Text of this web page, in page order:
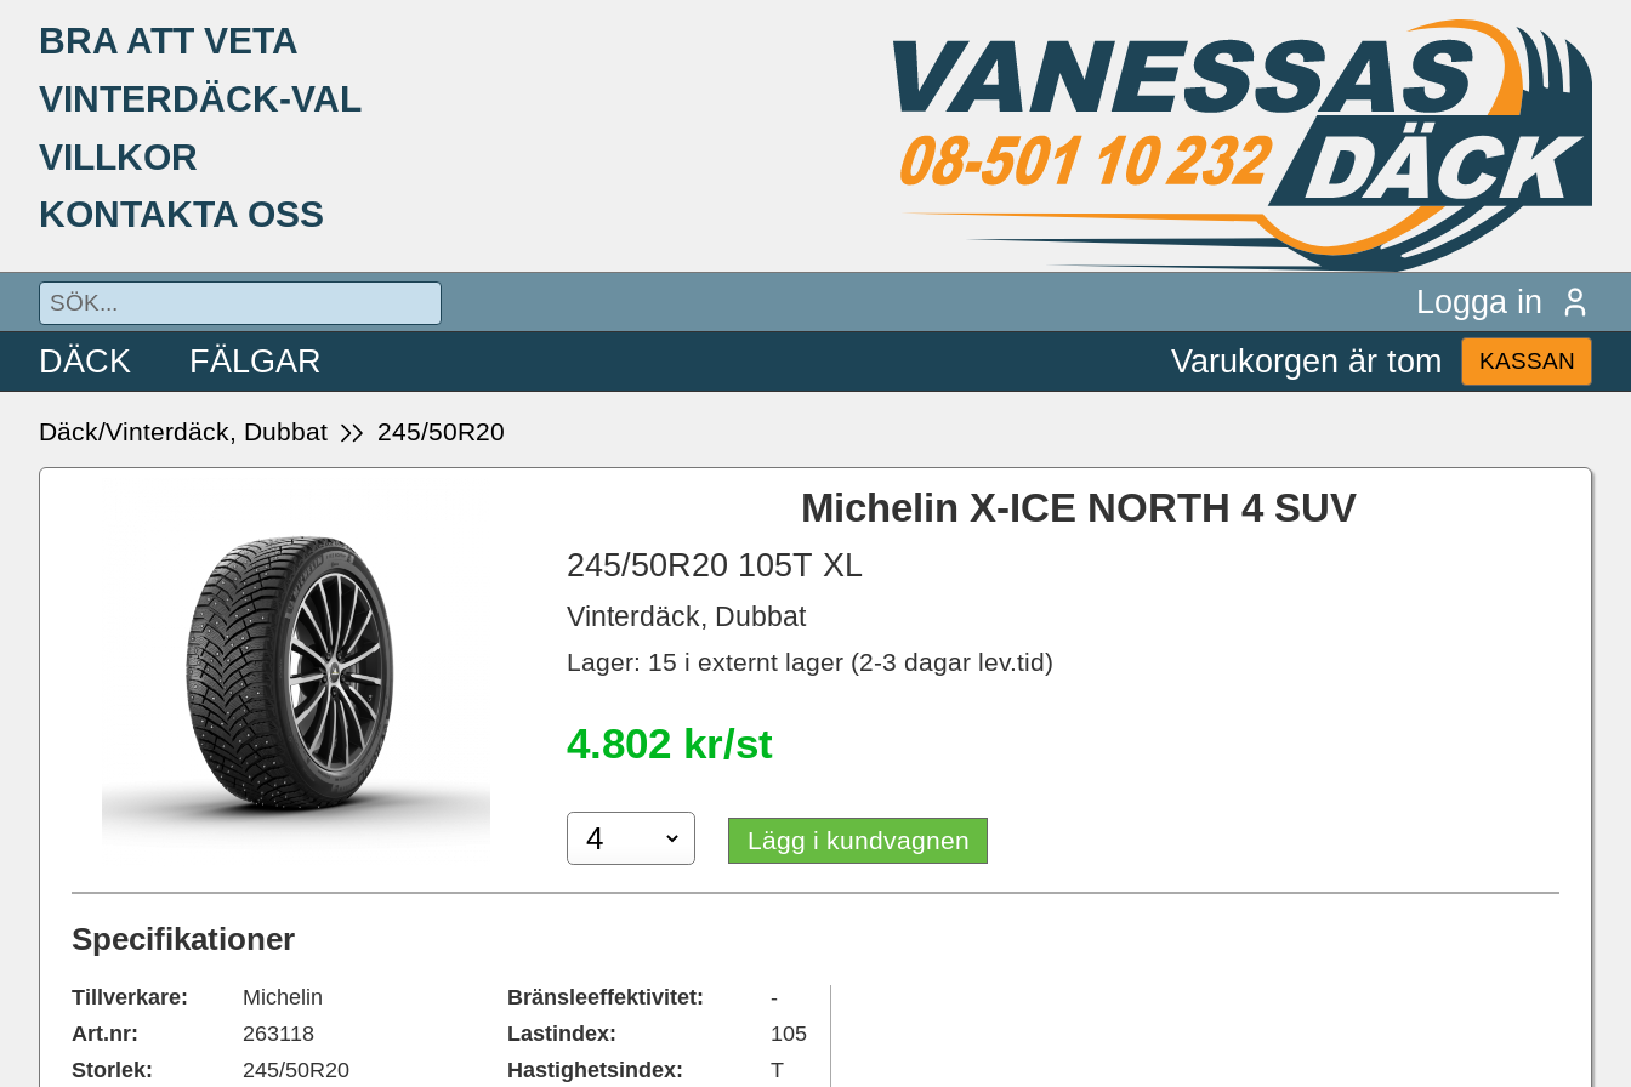
BRA ATT VETA
VINTERDÄCK-VAL
VILLKOR
KONTAKTA OSS
Logga in
DÄCK
FÄLGAR Varukorgen är tom KASSAN
Däck/Vinterdäck, Dubbat 245/50R20
Michelin X-ICE NORTH 4 SUV
245/50R20 105T XL
Vinterdäck, Dubbat
Lager: 15 i externt lager (2-3 dagar lev.tid)
4.802 kr/st
Lägg i kundvagnen
Specifikationer
Tillverkare:
Art.nr:
Storlek:
Michelin
263118
245/50R20
Bränsleeffektivitet:
Lastindex:
Hastighetsindex:
-
105
T